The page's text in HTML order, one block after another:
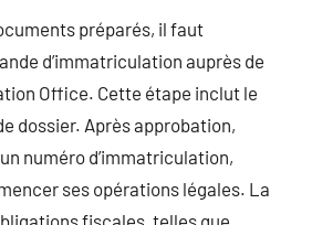
préparés, il faut
d’immatriculation auprès de
Office. Cette étape inclut le
dossier. Après approbation,
numéro d’immatriculation,
ses opérations légales. La
fiscales, telles que